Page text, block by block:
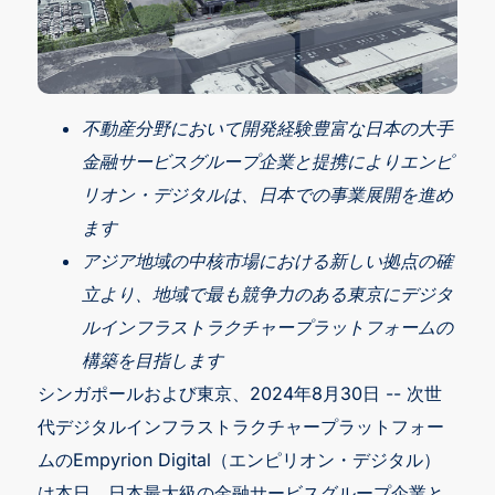
不動産分野において開発経験豊富な日本の大手
金融サービスグループ企業と提携によりエンピ
リオン・デジタルは、日本での事業展開を進め
ます
アジア地域の中核市場における新しい拠点の確
立より、地域で最も競争力のある東京にデジタ
ルインフラストラクチャープラットフォームの
構築を目指します
シンガポールおよび東京、2024年8月30日 -- 次世
代デジタルインフラストラクチャープラットフォー
ムのEmpyrion Digital（エンピリオン・デジタル）